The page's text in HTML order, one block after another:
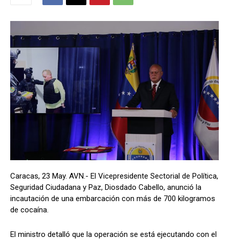
Caracas, 23 May. AVN.- El Vicepresidente Sectorial de Política,
Seguridad Ciudadana y Paz, Diosdado Cabello, anunció la
incautación de una embarcación con más de 700 kilogramos
de cocaína.
El ministro detalló que la operación se está ejecutando con el